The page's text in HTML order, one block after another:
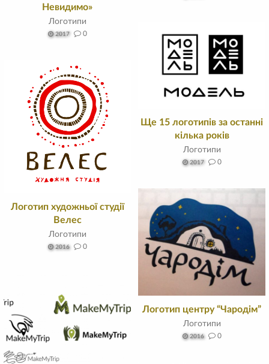
Невидимо»
Логотипи
2017 0
Ще 15 логотипів за останні
кілька років
Логотипи
2017 0
Логотип художньої студії
Велес
Логотипи
2016 0
Логотип центру “Чародім”
Логотипи
2016 0